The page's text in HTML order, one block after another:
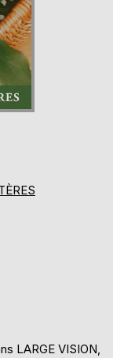
LARGE VISION,